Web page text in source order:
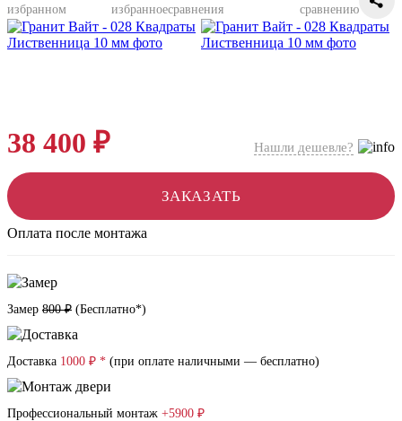
избранное
сравнению
38 400 ₽ Нашли дешевле?
ЗАКАЗАТЬ
Оплата после монтажа
Замер 800 ₽ (Бесплатно*)
Доставка 1000 ₽ * (при оплате наличными — бесплатно)
Профессиональный монтаж +5900 ₽